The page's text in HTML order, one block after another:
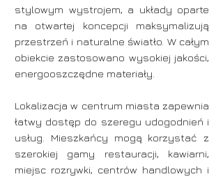
stylowym wystrojem, a układy oparte
na otwartej koncepcji maksymalizują
przestrzeń i naturalne światło. W całym
obiekcie zastosowano wysokiej jakości,
energooszczędne materiały.
Lokalizacja w centrum miasta zapewnia
łatwy dostęp do szeregu udogodnień i
usług. Mieszkańcy mogą korzystać z
szerokiej gamy restauracji, kawiarni,
miejsc rozrywki, centrów handlowych i